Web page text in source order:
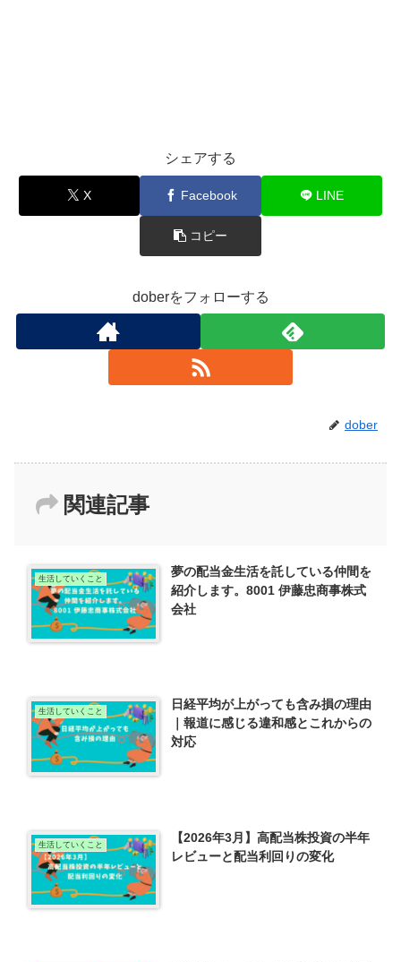
シェアする
X Facebook LINE
コピー
doberをフォローする
dober
関連記事
生活していくこと
夢の配当金生活を託している仲間を
紹介します。8001 伊藤忠商事株式
会社
生活していくこと
日経平均が上がっても含み損の理由
｜報道に感じる違和感とこれからの
対応
生活していくこと
【2026年3月】高配当株投資の半年
レビューと配当利回りの変化